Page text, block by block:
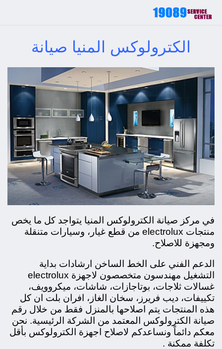
الكترولوكس المنيا صيانة
في مركز صيانة الكترولوكس المنيا يتواجد كل ما يخص
منتجات electrolux من قطع غيار، و
سيارات متنقلة
ومجهزة للاصلاح.
الدعم الفني على الخط الساخن ارشادات بداية
التشغيل مهندسون متخصصون لاجهزة electrolux
غسالات ثلاجات، بوتاجازات، شاشات، ميكروويف،
تكييفات، ديب فريرز، سخان الغاز، افران بلت ان كل
هذه المنتجات يتم اصلاحها بالمنزل فقط من خلال رقم
صيانة الكترولوكس المعتمد من الشركة الرئيسية. نحن
معكم دائماً ونساعدكم لاصلاح اجهزة الكترولوكس بأقل
تكلفة ممكنة .